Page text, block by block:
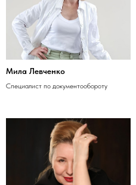
Мила Левченко
Специалист по документообороту